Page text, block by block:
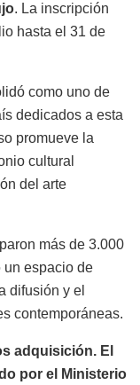
. La inscripción
hasta el 31 de
como uno de
dedicados a esta
promueve la
cultural
del arte
más de 3.000
un espacio de
difusión y el
contemporáneas.
adquisición. El
por el Ministerio